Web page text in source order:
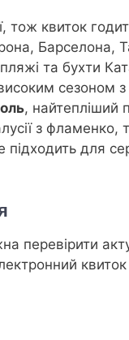
тож квиток
Барселона,
та бухти
сезоном
, найтепліший
з фламенко,
для
перевірити